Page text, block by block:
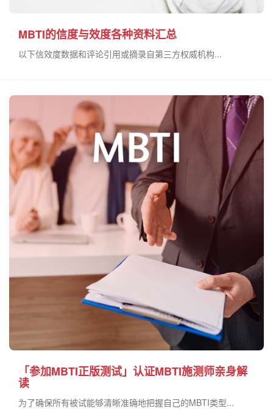
MBTI的信度与效度各种资料汇总
以下信效度数据和评论引用或摘录自第三方权威机构...
「参加MBTI正版测试」认证MBTI施测师亲身解
读
为了确保所有被试能够清晰准确地把握自己的MBTI类型...